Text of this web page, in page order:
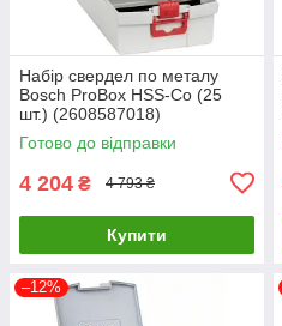
Набір свердел по металу
Bosch ProBox HSS-Co (25
шт.) (2608587018)
Готово до відправки
4 204 ₴ 4 793 ₴
Купити
–12%